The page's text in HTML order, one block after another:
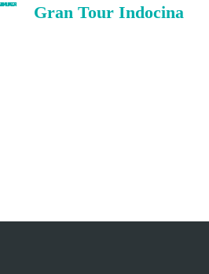
Gran Tour Indocina